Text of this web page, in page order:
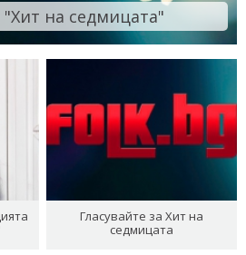
"Хит на седмицата"
Гласувайте за Хит на
седмицата